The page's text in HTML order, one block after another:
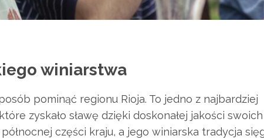
winiarstwa
pominąć regionu Rioja. To jedno z najbardziej
zyskało sławę dzięki doskonałej jakości swoich
części kraju, a jego winiarska tradycja